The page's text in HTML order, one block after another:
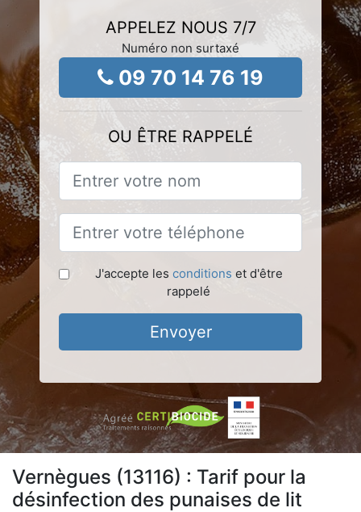
APPELEZ NOUS 7/7
Numéro non surtaxé
09 70 14 76 19
OU ÊTRE RAPPELÉ
J'accepte les conditions et d'être
rappelé
Envoyer
Vernègues (13116) : Tarif pour la
désinfection des punaises de lit